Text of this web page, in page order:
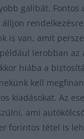
galibát. Fontos
is van, amit
lerobban az
hiába a
kell
kiadásokat. Az
ami
forintos tétel is